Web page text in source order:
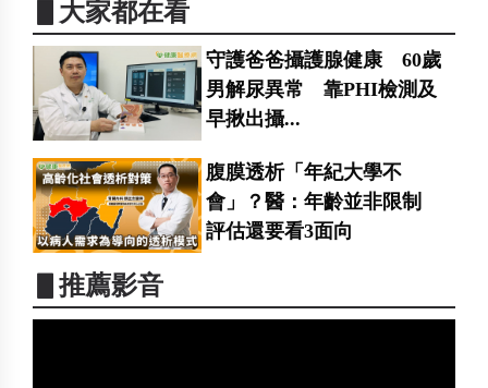
▋大家都在看
守護爸爸攝護腺健康 60歲
男解尿異常 靠PHI檢測及
早揪出攝...
腹膜透析「年紀大學不
會」？醫：年齡並非限制
評估還要看3面向
▋推薦影音